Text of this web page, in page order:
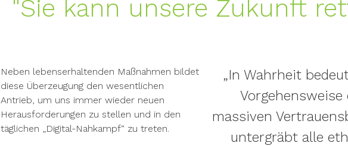
"Sie kann unsere Zukunft
Neben lebenserhaltenden Maßnahmen bildet
diese Überzeugung den wesentlichen
Antrieb, um uns immer wieder neuen
Herausforderungen zu stellen und in den
täglichen „Digital-Nahkampf“ zu treten.
„In Wahrheit
Vorgehensweise
massiven
untergräbt alle